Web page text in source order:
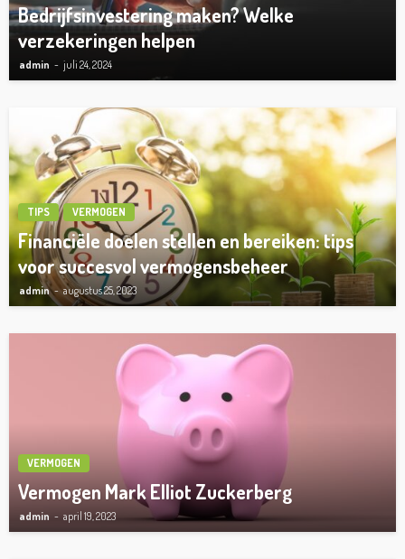
Bedrijfsinvestering maken? Welke
verzekeringen helpen
admin juli 24, 2024
TIPS VERMOGEN
Financiële doelen stellen en bereiken: tips
voor succesvol vermogensbeheer
admin augustus 25, 2023
VERMOGEN
Vermogen Mark Elliot Zuckerberg
admin april 19, 2023